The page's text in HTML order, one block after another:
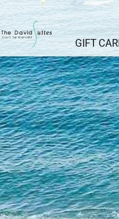
GIFT